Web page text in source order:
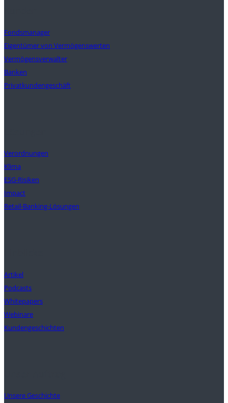
Fondsmanager
Eigentümer von Vermögenswerten
Vermögensverwalter
Banken
Privatkundengeschäft
Verordnungen
Klima
ESG-Risiken
Impact
Retail-Banking-Lösungen
Artikel
Podcasts
Whitepapers
Webinare
Kundengeschichten
Unsere Geschichte